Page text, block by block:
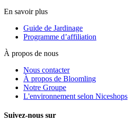
En savoir plus
Guide de Jardinage
Programme d’affiliation
À propos de nous
Nous contacter
À propos de Bloomling
Notre Groupe
L'environnement selon Niceshops
Suivez-nous sur